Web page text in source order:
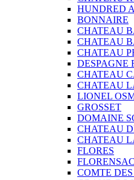
HUNDRED
BONNAIRE
CHATEAU
CHATEAU
CHATEAU
DESPAGNE
CHATEAU
CHATEAU
LIONEL
GROSSET
DOMAINE
CHATEAU
CHATEAU
FLORES
FLORENSAC
COMTE